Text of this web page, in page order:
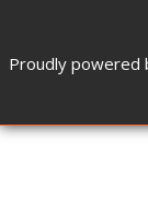
Proudly powered